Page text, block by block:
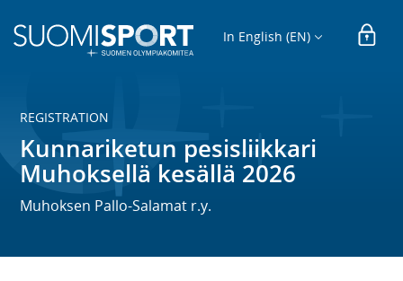
In English (EN)
REGISTRATION
Kunnariketun pesisliikkari
Muhoksellä kesällä 2026
Muhoksen Pallo-Salamat r.y.